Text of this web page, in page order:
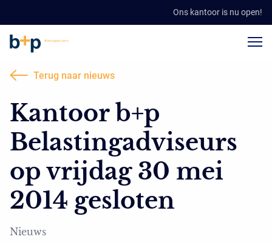
Ons kantoor is nu open!
Terug naar nieuws
Kantoor b+p
Belastingadviseurs
op vrijdag 30 mei
2014 gesloten
Nieuws